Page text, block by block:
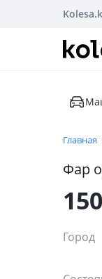
Главная
Фар
Город